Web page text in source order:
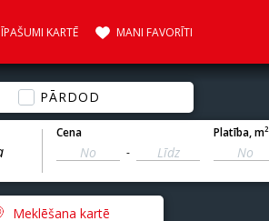
ĪPAŠUMI KARTĒ MANI FAVORĪTI
PĀRDOD
Cena
-
Platība, m2
Meklēšana kartē